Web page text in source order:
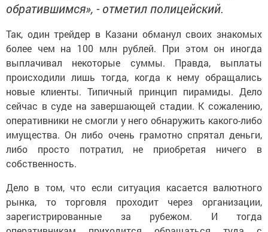
обратившимся», - отметил полицейский.
Так, один трейдер в Казани обманул своих знакомых
более чем на 100 млн рублей. При этом он иногда
выплачивал некоторые суммы. Правда, выплаты
происходили лишь тогда, когда к нему обращались
новые клиенты. Типичный принцип пирамиды. Дело
сейчас в суде на завершающей стадии. К сожалению,
оперативники не смогли у него обнаружить какого-либо
имущества. Он либо очень грамотно спрятал деньги,
либо просто потратил, не приобретая ничего в
собственность.
Дело в том, что если ситуация касается валютного
рынка, то торговля проходит через организации,
зарегистрированные за рубежом. И тогда